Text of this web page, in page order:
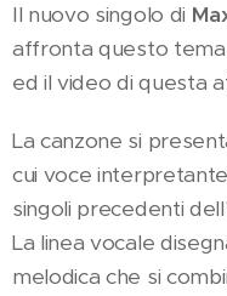
Il nuovo singolo di
affronta questo tema
ed il video di questa
La canzone si
cui voce
singoli precedenti
La linea vocale
melodica che si